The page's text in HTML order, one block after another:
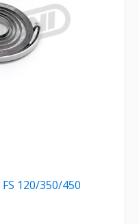
120/350/450